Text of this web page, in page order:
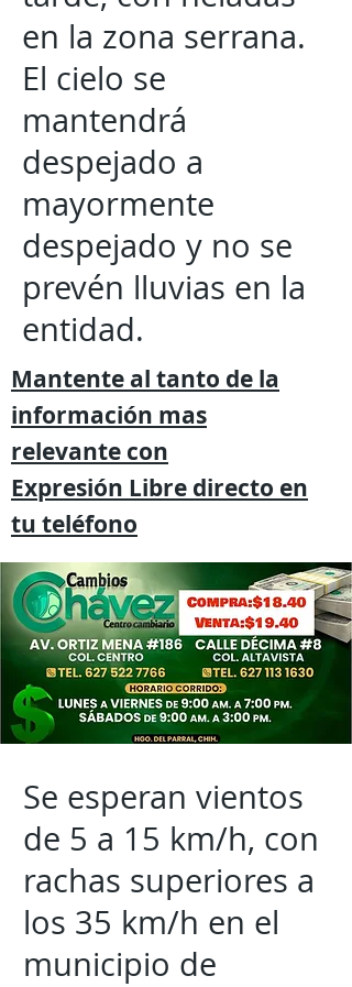
en la zona serrana.
El cielo se
mantendrá
despejado a
mayormente
despejado y no se
prevén lluvias en la
entidad.
Mantente al tanto de la
información mas
relevante con
Expresión Libre directo en
tu teléfono
Se esperan vientos
de 5 a 15 km/h, con
rachas superiores a
los 35 km/h en el
municipio de